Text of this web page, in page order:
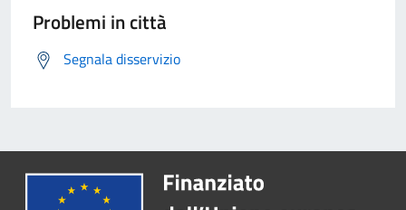
Problemi in città
Segnala disservizio